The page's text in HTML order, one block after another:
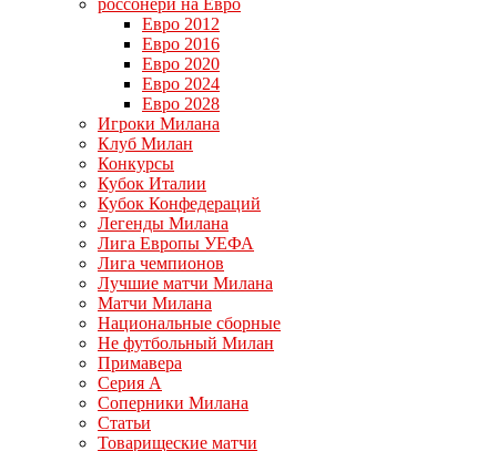
россонери на Евро
Евро 2012
Евро 2016
Евро 2020
Евро 2024
Евро 2028
Игроки Милана
Клуб Милан
Конкурсы
Кубок Италии
Кубок Конфедераций
Легенды Милана
Лига Европы УЕФА
Лига чемпионов
Лучшие матчи Милана
Матчи Милана
Национальные сборные
Не футбольный Милан
Примавера
Серия А
Соперники Милана
Статьи
Товарищеские матчи